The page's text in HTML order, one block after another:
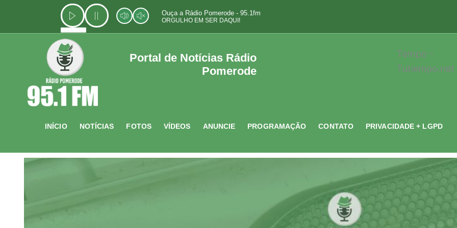
o
Ouça a Rádio Pomerode - 95.1fm
ORGULHO EM SER DAQUI!
Portal de Notícias Rádio
Pomerode
Tempo -
Tutiempo.net
INÍCIO NOTÍCIAS FOTOS VÍDEOS ANUNCIE PROGRAMAÇÃO CONTATO PRIVACIDADE + LGPD